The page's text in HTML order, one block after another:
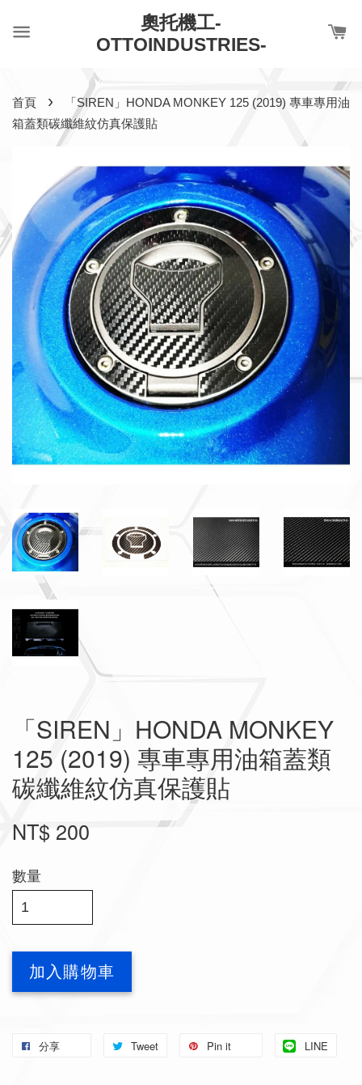
奧托機工-
OTTOINDUSTRIES-
首頁 ›
「SIREN」HONDA MONKEY 125 (2019) 專車專用油
箱蓋類碳纖維紋仿真保護貼
「SIREN」HONDA MONKEY
125 (2019) 專車專用油箱蓋類
碳纖維紋仿真保護貼
NT$ 200
數量
加入購物車
分享 Tweet Pin it LINE